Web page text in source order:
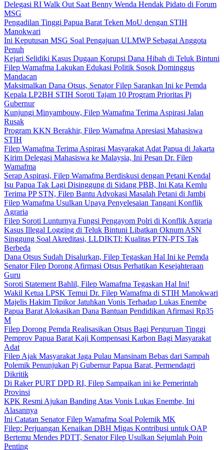
Delegasi RI Walk Out Saat Benny Wenda Hendak Pidato di Forum
MSG
Pengadilan Tinggi Papua Barat Teken MoU dengan STIH
Manokwari
Ini Keputusan MSG Soal Pengajuan ULMWP Sebagai Anggota
Penuh
Kejari Selidiki Kasus Dugaan Korupsi Dana Hibah di Teluk Bintuni
Filep Wamafma Lakukan Edukasi Politik Sosok Dominggus
Mandacan
Maksimalkan Dana Otsus, Senator Filep Sarankan Ini ke Pemda
Kepala LP2BH STIH Soroti Tajam 10 Program Prioritas Pj
Gubernur
Kunjungi Minyambouw, Filep Wamafma Terima Aspirasi Jalan
Rusak
Program KKN Berakhir, Filep Wamafma Apresiasi Mahasiswa
STIH
Filep Wamafma Terima Aspirasi Masyarakat Adat Papua di Jakarta
Kirim Delegasi Mahasiswa ke Malaysia, Ini Pesan Dr. Filep
Wamafma
Serap Aspirasi, Filep Wamafma Berdiskusi dengan Petani Kendal
Isu Papua Tak Lagi Disinggung di Sidang PBB, Ini Kata Kemlu
Terima PP STN, Filep Bantu Advokasi Masalah Petani di Jambi
Filep Wamafma Usulkan Upaya Penyelesaian Tangani Konflik
Agraria
Filep Soroti Lunturnya Fungsi Pengayom Polri di Konflik Agraria
Kasus Illegal Logging di Teluk Bintuni Libatkan Oknum ASN
Singgung Soal Akreditasi, LLDIKTI: Kualitas PTN-PTS Tak
Berbeda
Dana Otsus Sudah Disalurkan, Filep Tegaskan Hal Ini ke Pemda
Senator Filep Dorong Afirmasi Otsus Perhatikan Kesejahteraan
Guru
Soroti Statement Bahlil, Filep Wamafma Tegaskan Hal Ini!
Wakil Ketua LPSK Temui Dr. Filep Wamafma di STIH Manokwari
Majelis Hakim Tipikor Jatuhkan Vonis Terhadap Lukas Enembe
Papua Barat Alokasikan Dana Bantuan Pendidikan Afirmasi Rp35
M
Filep Dorong Pemda Realisasikan Otsus Bagi Perguruan Tinggi
Pemprov Papua Barat Kaji Kompensasi Karbon Bagi Masyarakat
Adat
Filep Ajak Masyarakat Jaga Pulau Mansinam Bebas dari Sampah
Polemik Penunjukan Pj Gubernur Papua Barat, Permendagri
Dikritik
Di Raker PURT DPD RI, Filep Sampaikan ini ke Pemerintah
Provinsi
KPK Resmi Ajukan Banding Atas Vonis Lukas Enembe, Ini
Alasannya
Ini Catatan Senator Filep Wamafma Soal Polemik MK
Filep: Perjuangan Kenaikan DBH Migas Kontribusi untuk OAP
Bertemu Mendes PDTT, Senator Filep Usulkan Sejumlah Poin
Penting